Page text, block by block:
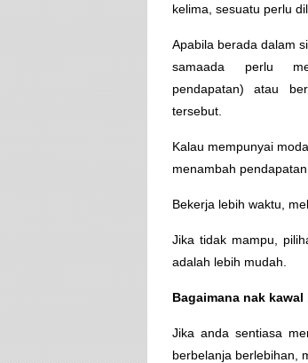
kelima, sesuatu perlu
Apabila berada dalam
samaada perlu
pendapatan) atau
tersebut.
Kalau mempunyai
menambah pendapatan.
Bekerja lebih waktu,
Jika tidak mampu,
adalah lebih mudah.
Bagaimana nak kawal
Jika anda sentiasa
berbelanja berlebihan,